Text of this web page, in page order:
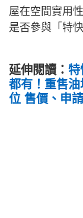
屋在空間實用
是否參與「特
延伸閱讀： 特
都有！重售
位 售價、申